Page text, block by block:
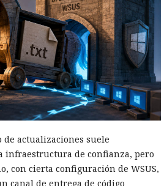
actualizaciones suele
infraestructura de confianza, pero
con cierta configuración de WSUS,
canal de entrega de código